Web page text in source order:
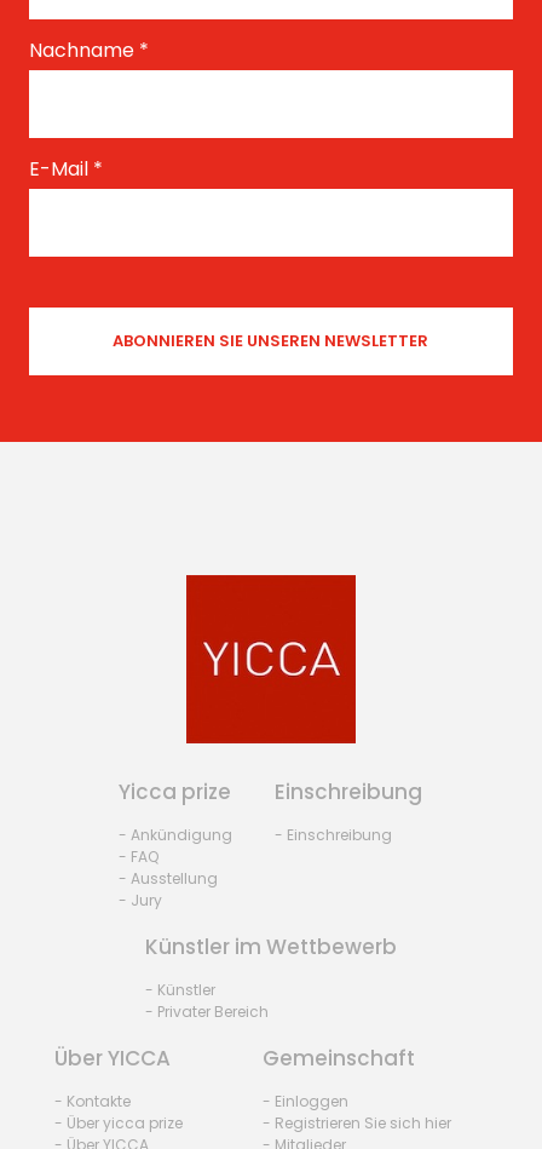
Nachname *
E-Mail *
Yicca prize
- Ankündigung
- FAQ
- Ausstellung
- Jury
Einschreibung
- Einschreibung
Künstler im Wettbewerb
- Künstler
- Privater Bereich
Über YICCA
- Kontakte
- Über yicca prize
- Über YICCA
Gemeinschaft
- Einloggen
- Registrieren Sie sich hier
- Mitglieder